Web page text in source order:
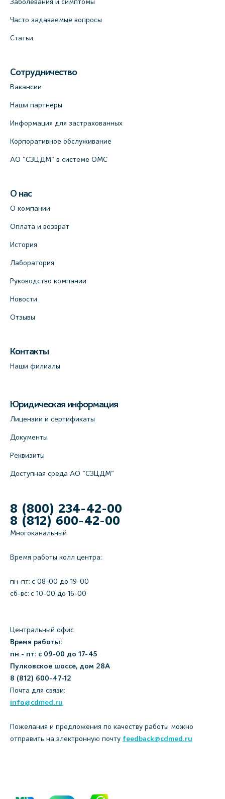
д.3, В.О. (официальный партнёр)
Лабораторный терминал на
Кронверкском пр., 31 (официальный
партнёр)
Клиника “ПулковоСтом” на Пулковском
шоссе, д.26, к.6. (официальный партнёр)
+7 (812) 679-11-01
На карте
Савушкина, 124 (официальный партнёр)
+7 (812) 565-11-12
Лабораторный терминал на Большом пр.
На карте
Часто задаваемые вопросы
Статьи
Сотрудничество
Вакансии
Наши партнеры
Информация для застрахованных
Корпоративное обслуживание
АО "СЗЦДМ" в системе ОМС
О нас
О компании
Оплата и возврат
История
Лаборатория
Руководство компании
Новости
Отзывы
Контакты
Наши филиалы
Юридическая информация
Лицензии и сертификаты
Документы
Реквизиты
Доступная среда АО "СЗЦДМ"
8 (800) 234-42-00
8 (812) 600-42-00
Многоканальный
Время работы колл центра:
пн-пт: c 08-00 до 19-00
сб-вс: с 10-00 до 16-00
Центральный офис
Время работы:
пн - пт: с 09-00 до 17-45
Пулковское шоссе, дом 28А
8 (812) 600-47-12
Почта для связи:
info@cdmed.ru
Пожелания и предложения по качеству работы можно
отправить на электронную почту feedback@cdmed.ru